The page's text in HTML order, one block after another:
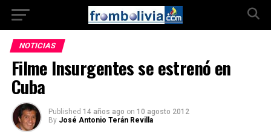
NOTICIAS
Filme Insurgentes se estrenó en
Cuba
Published 14 años ago on 10 agosto 2012
By José Antonio Terán Revilla